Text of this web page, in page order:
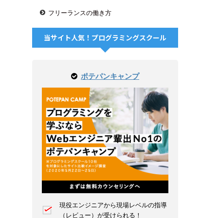
フリーランスの働き方
当サイト人気！プログラミングスクール
ポテパンキャンプ
現役エンジニアから現場レベルの指導
（レビュー）が受けられる！